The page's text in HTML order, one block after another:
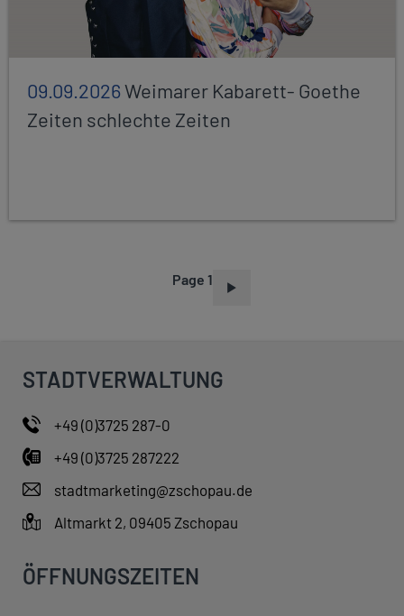
09.09.2026Weimarer Kabarett- Goethe
Zeiten schlechte Zeiten
Page 1
STADTVERWALTUNG
+49 (0)3725 287-0
+49 (0)3725 287222
stadtmarketing@zschopau.de
Altmarkt 2, 09405 Zschopau
ÖFFNUNGSZEITEN